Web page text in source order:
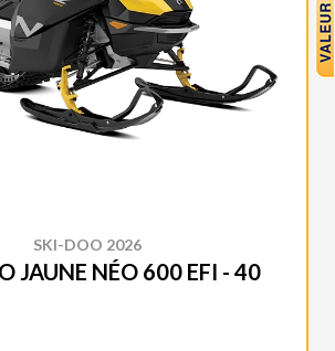
SKI-DOO 2026
JAUNE NÉO 600 EFI - 40